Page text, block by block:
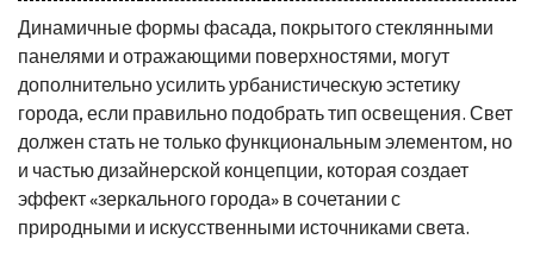
Динамичные формы фасада, покрытого стеклянными
панелями и отражающими поверхностями, могут
дополнительно усилить урбанистическую эстетику
города, если правильно подобрать тип освещения. Свет
должен стать не только функциональным элементом, но
и частью дизайнерской концепции, которая создает
эффект «зеркального города» в сочетании с
природными и искусственными источниками света.